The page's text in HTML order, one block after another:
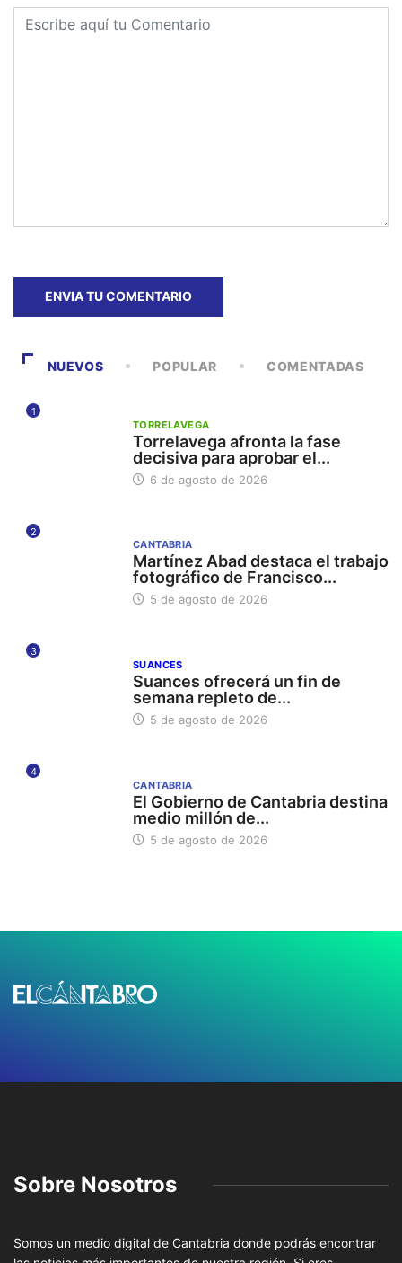
NUEVOS POPULAR COMENTADAS
1
TORRELAVEGA
Torrelavega afronta la fase
decisiva para aprobar el...
6 de agosto de 2026
2
CANTABRIA
Martínez Abad destaca el trabajo
fotográfico de Francisco...
5 de agosto de 2026
3
SUANCES
Suances ofrecerá un fin de
semana repleto de...
5 de agosto de 2026
4
CANTABRIA
El Gobierno de Cantabria destina
medio millón de...
5 de agosto de 2026
Sobre Nosotros
Somos un medio digital de Cantabria donde podrás encontrar